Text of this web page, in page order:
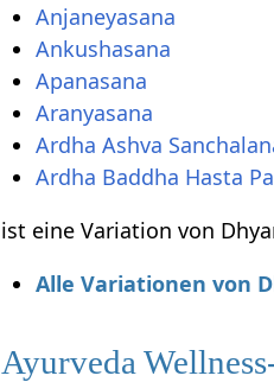
Anjaneyasana
Ankushasana
Apanasana
Aranyasana
Ardha Ashva
Ardha Baddha Hasta
ist eine Variation von
Alle Variationen von
Ayurveda